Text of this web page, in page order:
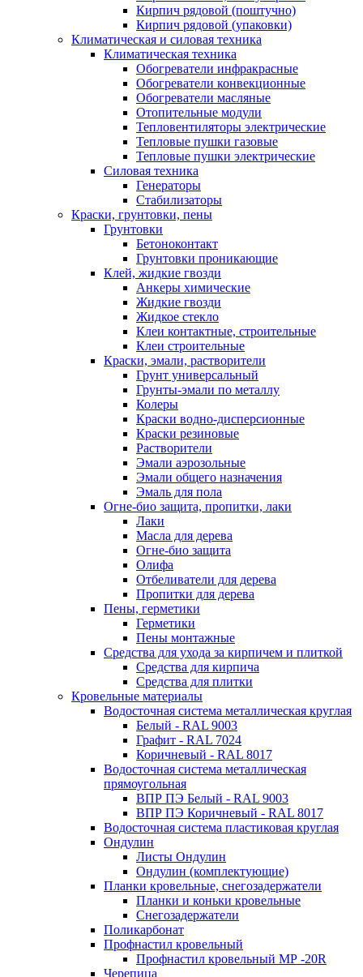
Кирпич рядовой (поштучно)
Кирпич рядовой (упаковки)
Климатическая и силовая техника
Климатическая техника
Обогреватели инфракрасные
Обогреватели конвекционные
Обогреватели масляные
Отопительные модули
Тепловентиляторы электрические
Тепловые пушки газовые
Тепловые пушки электрические
Силовая техника
Генераторы
Стабилизаторы
Краски, грунтовки, пены
Грунтовки
Бетоноконтакт
Грунтовки проникающие
Клей, жидкие гвозди
Анкеры химические
Жидкие гвозди
Жидкое стекло
Клеи контактные, строительные
Клеи строительные
Краски, эмали, растворители
Грунт универсальный
Грунты-эмали по металлу
Колеры
Краски водно-дисперсионные
Краски резиновые
Растворители
Эмали аэрозольные
Эмали общего назначения
Эмаль для пола
Огне-био защита, пропитки, лаки
Лаки
Масла для дерева
Огне-био защита
Олифа
Отбеливатели для дерева
Пропитки для дерева
Пены, герметики
Герметики
Пены монтажные
Средства для ухода за кирпичем и плиткой
Средства для кирпича
Средства для плитки
Кровельные материалы
Водосточная система металлическая круглая
Белый - RAL 9003
Графит - RAL 7024
Коричневый - RAL 8017
Водосточная система металлическая
прямоугольная
ВПР ПЭ Белый - RAL 9003
ВПР ПЭ Коричневый - RAL 8017
Водосточная система пластиковая круглая
Ондулин
Листы Ондулин
Ондулин (комплектующие)
Планки кровельные, снегозадержатели
Планки и коньки кровельные
Снегозадержатели
Поликарбонат
Профнастил кровельный
Профнастил кровельный МР -20R
Черепица